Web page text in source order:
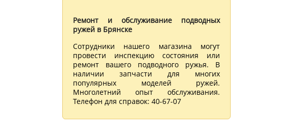
Ремонт и обслуживание подводных
ружей в Брянске
Сотрудники нашего магазина могут
провести инспекцию состояния или
ремонт вашего подводного ружья. В
наличии запчасти для многих
популярных моделей ружей.
Многолетний опыт обслуживания.
Телефон для справок: 40-67-07